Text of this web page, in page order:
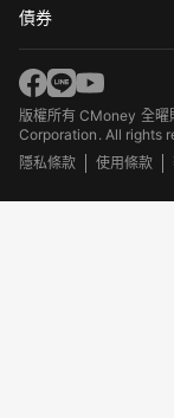
債券
版權所有 CMoney 全
Corporation. All rights
隱私條款
使用條款